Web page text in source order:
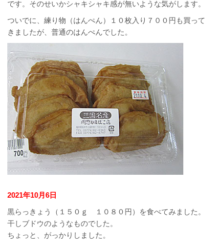
です。そのせいかシャキシャキ感が無いような気がします。
ついでに、練り物（はんぺん）１０枚入り７００円も買って
きましたが、普通のはんぺんでした。
2021年10月6日
黒らっきょう（１５０ｇ １０８０円）を食べてみました。
干しブドウのようなものでした。
ちょっと、がっかりしました。